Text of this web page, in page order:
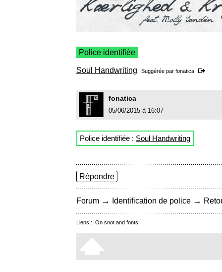
Police identifiée
Soul Handwriting Suggérée par fonatica
fonatica
05/06/2015 à 16:07
Police identifiée : Soul Handwriting
Répondre
Forum → Identification de police →
Liens : On snot and fonts